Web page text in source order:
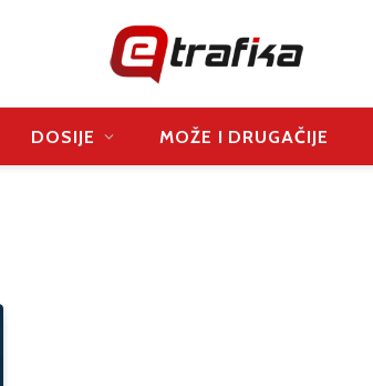
DOSIJE MOŽE I DRUGAČIJE